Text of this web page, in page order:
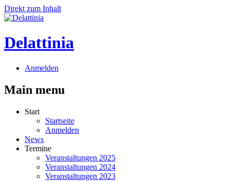
Direkt zum Inhalt
Delattinia
Anmelden
Main menu
Start
Startseite
Anmelden
News
Termine
Veranstaltungen 2025
Veranstaltungen 2024
Veranstaltungen 2023